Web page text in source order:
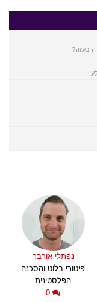
בעזה?
נפתלי אורבך
פיטורי בלוט והסכנה
הפלסטינית
0